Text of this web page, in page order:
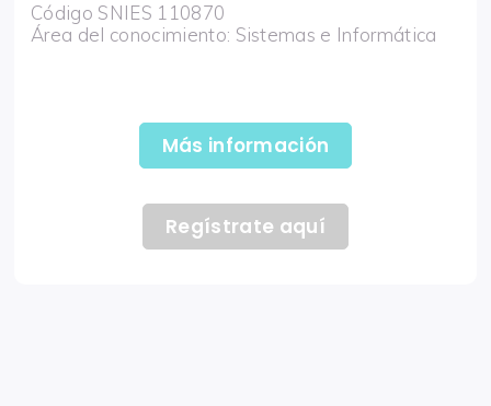
Código SNIES 110870
Área del conocimiento: Sistemas e Informática
Regístrate aquí
Más información